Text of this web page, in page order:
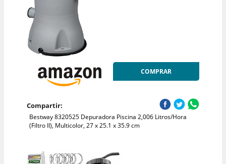
COMPRAR
Compartir:
Bestway 8320525 Depuradora Piscina 2,006 Litros/Hora
(Filtro II), Multicolor, 27 x 25.1 x 35.9 cm